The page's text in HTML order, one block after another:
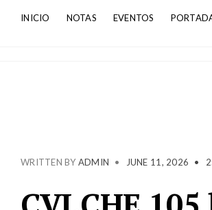
INICIO NOTAS EVENTOS
WRITTEN BY ADMIN • JUNE 11, 2026 •